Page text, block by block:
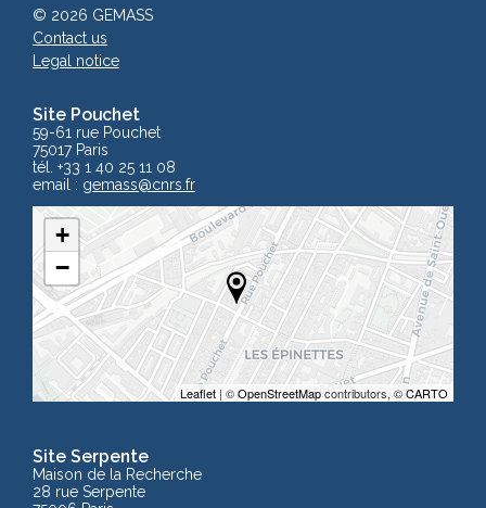
Site Pouchet
59-61 rue Pouchet
75017 Paris
tél. +33 1 40 25 11 08
email : gemass@cnrs.fr
+
−
Leaflet | ©OpenStreetMapcontributors, ©CARTO
Site Serpente
Maison de la Recherche
28 rue Serpente
© 2026 GEMASS
Contact us
Legal notice